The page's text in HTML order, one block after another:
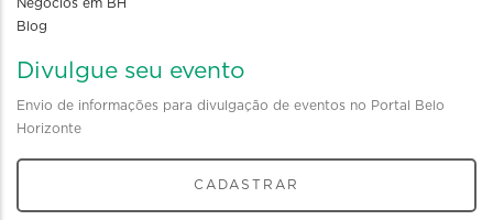
Negócios em BH
Blog
Divulgue seu evento
Envio de informações para divulgação de eventos no Portal Belo
Horizonte
CADASTRAR